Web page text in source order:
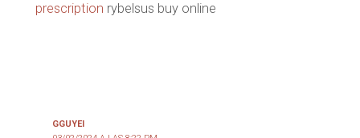
prescription rybelsus buy online
GGUYEI